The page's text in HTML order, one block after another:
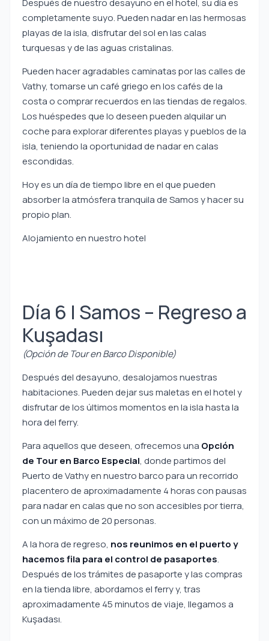
Después de nuestro desayuno en el hotel, su día es
completamente suyo. Pueden nadar en las hermosas
playas de la isla, disfrutar del sol en las calas
turquesas y de las aguas cristalinas.
Pueden hacer agradables caminatas por las calles de
Vathy, tomarse un café griego en los cafés de la
costa o comprar recuerdos en las tiendas de regalos.
Los huéspedes que lo deseen pueden alquilar un
coche para explorar diferentes playas y pueblos de la
isla, teniendo la oportunidad de nadar en calas
escondidas.
Hoy es un día de tiempo libre en el que pueden
absorber la atmósfera tranquila de Samos y hacer su
propio plan.
Alojamiento en nuestro hotel
Día 6 | Samos – Regreso a
Kuşadası
(Opción de Tour en Barco Disponible)
Después del desayuno, desalojamos nuestras
habitaciones. Pueden dejar sus maletas en el hotel y
disfrutar de los últimos momentos en la isla hasta la
hora del ferry.
Para aquellos que deseen, ofrecemos una Opción
de Tour en Barco Especial, donde partimos del
Puerto de Vathy en nuestro barco para un recorrido
placentero de aproximadamente 4 horas con pausas
para nadar en calas que no son accesibles por tierra,
con un máximo de 20 personas.
A la hora de regreso, nos reunimos en el puerto y
hacemos fila para el control de pasaportes.
Después de los trámites de pasaporte y las compras
en la tienda libre, abordamos el ferry y, tras
aproximadamente 45 minutos de viaje, llegamos a
Kuşadası.